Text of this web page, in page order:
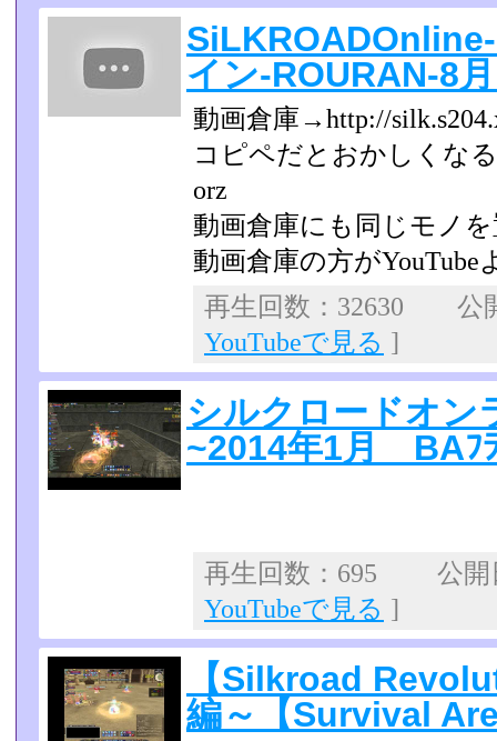
イン-ROURAN-8
動画倉庫→http://
コピペだとおかしくな
orz
動画倉庫にも同じモノ
動画倉庫の方が
再生回数：32630 公
YouTubeで見る ]
シルクロードオ
~2014年1月 BAﾌ
再生回数：695 公
YouTubeで見る ]
【Silkroad
編～【Survival